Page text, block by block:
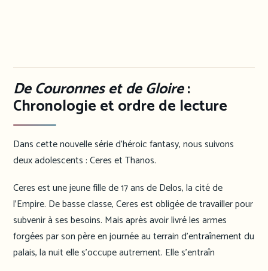
De Couronnes et de Gloire:
Chronologie et ordre de lecture
Dans cette nouvelle série d’héroic fantasy, nous suivons
deux adolescents : Ceres et Thanos.
Ceres est une jeune fille de 17 ans de Delos, la cité de
l’Empire. De basse classe, Ceres est obligée de travailler pour
subvenir à ses besoins. Mais après avoir livré les armes
forgées par son père en journée au terrain d’entraînement du
palais, la nuit elle s’occupe autrement. Elle s’entraîn